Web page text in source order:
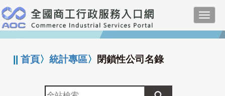
跳
到
主
要
:::
||首頁〉統計專區〉 閉鎖性公司名錄
全